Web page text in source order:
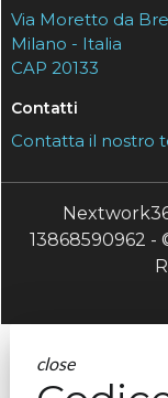
Via Moretto da
Milano - Italia
CAP 20133
Contatti
Contatta il nostro
13868590962 -
close